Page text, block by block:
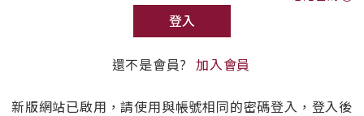
登入
還不是會員? 加入會員
新版網站已啟用，請使用與帳號相同的密碼登入，登入後